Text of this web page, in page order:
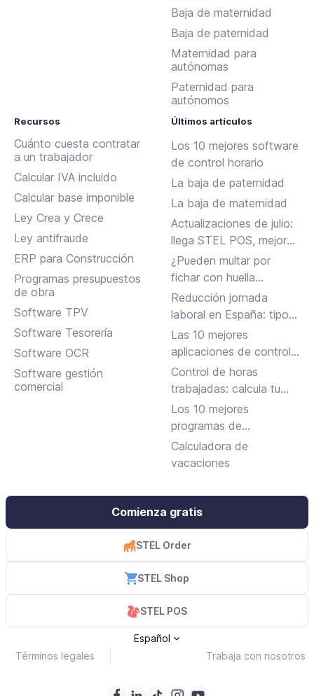
Baja de maternidad
Baja de paternidad
Maternidad para
autónomas
Paternidad para
autónomos
Recursos
Cuánto cuesta contratar
a un trabajador
Calcular IVA incluido
Calcular base imponible
Ley Crea y Crece
Ley antifraude
ERP para Construcción
Programas presupuestos
de obra
Software TPV
Software Tesorería
Software OCR
Software gestión
comercial
Últimos artículos
Los 10 mejores software
de control horario
La baja de paternidad
La baja de maternidad
Actualizaciones de julio:
llega STEL POS, mejoras
en Assistant, albaranes
en Inbox y más
¿Pueden multar por
fichar con huella
dactilar?
Reducción jornada
laboral en España: tipos,
requisitos y cómo
solicitarla
Las 10 mejores
aplicaciones de control
horario para fichar en el
trabajo
Control de horas
trabajadas: calcula tu
jornada laboral
Los 10 mejores
programas de
facturación gratuitos y
de pago
Calculadora de
vacaciones
Comienza gratis
STEL Order
STEL Shop
STEL POS
Términos legales Trabaja con nosotros
Español